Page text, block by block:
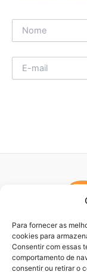
Para fornecer as
cookies para
Consentir com essas
comportamento de
consentir ou retirar o